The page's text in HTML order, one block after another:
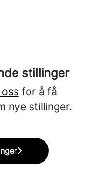
stillinger
for å få
nye stillinger.